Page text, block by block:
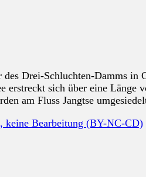
Drei-Schluchten-Damms in
erstreckt sich über eine Länge
am Fluss Jangtse
keine Bearbeitung (BY-NC-CD)